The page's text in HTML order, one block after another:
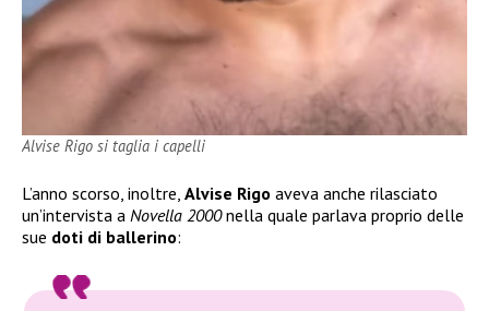
Alvise Rigo si taglia i capelli
L’anno scorso, inoltre, Alvise Rigo aveva anche rilasciato
un’intervista a Novella 2000nella quale parlava proprio delle
sue doti di ballerino: